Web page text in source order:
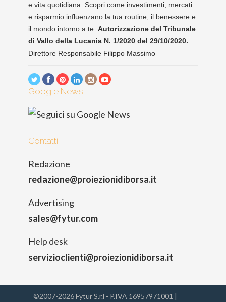
e vita quotidiana. Scopri come investimenti, mercati
e risparmio influenzano la tua routine, il benessere e
il mondo intorno a te. Autorizzazione del Tribunale
di Vallo della Lucania N. 1/2020 del 29/10/2020.
Direttore Responsabile Filippo Massimo
Google News
Contatti
Redazione
redazione@proiezionidiborsa.it
Advertising
sales@fytur.com
Help desk
servizioclienti@proiezionidiborsa.it
©2007-2026 Fytur S.r.l - P.IVA 16957971001 |